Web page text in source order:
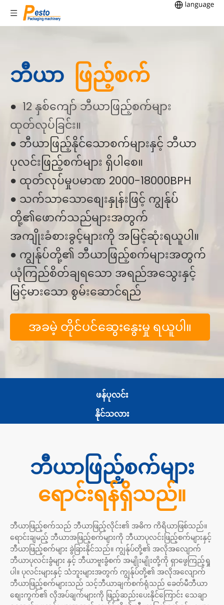
ဘီယာ ဖြည့်စက်
● 12 နှစ်ကျော် ဘီယာဖြည့်စက်များ
ထုတ်လုပ်ခြင်း။
● ဘီယာဖြည့်နိုင်သောစက်များနှင့် ဘီယာ
ပုလင်းဖြည့်စက်များ ရှိပါစေ။
● ထုတ်လုပ်မှုပမာဏ 2000-18000BPH
● သက်သာသောစျေးနှုန်းဖြင့် ကျွန်ုပ်
တို့၏ဖောက်သည်များအတွက်
အကျိုးခံစားခွင့်များကို အမြင့်ဆုံးရယူပါ။
● ကျွန်ုပ်တို့၏ ဘီယာဖြည့်စက်များအတွက်
ယုံကြည်စိတ်ချရသော အရည်အသွေးနှင့်
မြင့်မားသော စွမ်းဆောင်ရည်
အခမဲ့ တိုင်ပင်ဆွေးနွေးမှု ရယူပါ။
ဖန်ပုလင်း
နိုင်သလား
ဘီယာဖြည့်စက်များ
ရောင်းရန်ရှိသည်။
ဘီယာဖြည့်စက်သည် ဘီယာဖြည့်လိုင်း၏ အဓိက ကိရိယာဖြစ်သည်။
ရောင်းချမည့် ဘီယာအဖြည့်စက်များကို ဘီယာပုလင်းဖြည့်စက်များနှင့်
ဘီယာဖြည့်စက်များ ခွဲခြားနိုင်သည်။ ကျွန်ုပ်တို့၏ အလိုအလျောက်
ဘီယာပုလင်းခွံများ နှင့် ဘီယာဗူးခွံစက် အမျိုးမျိုးတို့ကို ရှာဖွေကြည့်ရှု
ပါ။ ပုလင်းများနှင့် သံဘူးများအတွက် ကျွန်ုပ်တို့၏ အလိုအလျောက်
ဘီယာဖြည့်စက်များသည် သင့်ဘီယာချက်စက်ရုံသည် ခေတ်မီဘီယာ
စျေးကွက်၏ လိုအပ်ချက်များကို ဖြည့်ဆည်းပေးနိုင်ကြောင်း သေချာ